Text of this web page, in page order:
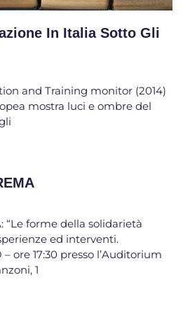
In Italia Sotto Gli
and Training monitor (2014)
mostra luci e ombre del
“Le forme della solidarietà
ed interventi.
ore 17:30 presso l’Auditorium
1